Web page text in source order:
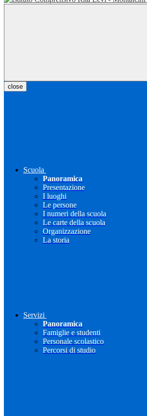
close
Scuola
Panoramica
Presentazione
I luoghi
Le persone
I numeri della scuola
Le carte della scuola
Organizzazione
La storia
Servizi
Panoramica
Famiglie e studenti
Personale scolastico
Percorsi di studio